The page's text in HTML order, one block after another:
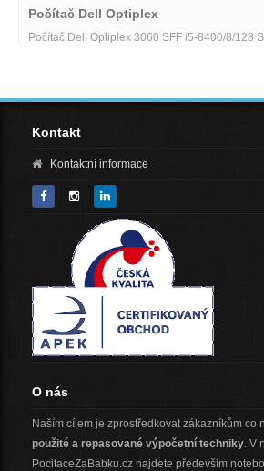
Počítač Dell Optiplex
Počítač Dell Optiplex 3060 SFF i5-8400/8/128
Kontakt
Kontaktní informace
O nás
Naším cílem je zprostředkovat zákazníkům co
použité a repasované výpočetní techniky. V
PocitaceZaBabku.cz najdete především